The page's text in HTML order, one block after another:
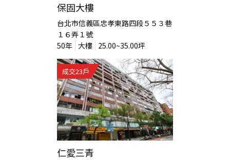
保固大樓
台北市信義區忠孝東路四段５５３巷
１６弄１號
50年 大樓 25.00~35.00坪
成交23戶
仁愛三青